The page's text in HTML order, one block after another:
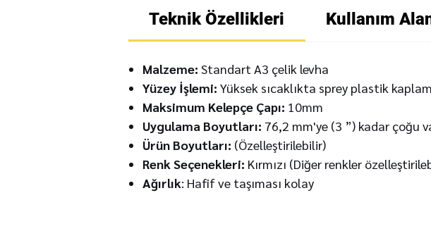
Teknik Özellikleri Kullanım
Malzeme: Standart A3 çelik levha
Yüzey İşlemi: Yüksek sıcaklıkta sprey plastik
Maksimum Kelepçe Çapı: 10mm
Uygulama Boyutları: 76,2 mm'ye (3 ”) kadar çoğu
Ürün Boyutları: (Özelleştirilebilir)
Renk Seçenekleri: Kırmızı (Diğer renkler
Ağırlık: Hafif ve taşıması kolay